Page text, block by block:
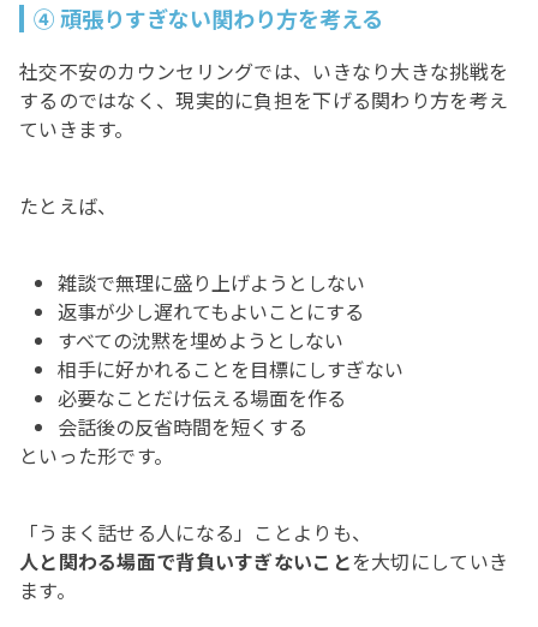
④ 頑張りすぎない関わり方を考える
社交不安のカウンセリングでは、いきなり大きな挑戦を
するのではなく、現実的に負担を下げる関わり方を考え
ていきます。
たとえば、
雑談で無理に盛り上げようとしない
返事が少し遅れてもよいことにする
すべての沈黙を埋めようとしない
相手に好かれることを目標にしすぎない
必要なことだけ伝える場面を作る
会話後の反省時間を短くする
といった形です。
「うまく話せる人になる」ことよりも、
人と関わる場面で背負いすぎないことを大切にしていき
ます。